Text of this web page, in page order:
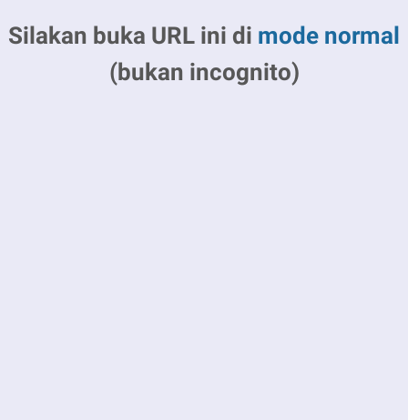
Silakan buka URL ini di mode normal
(bukan incognito)